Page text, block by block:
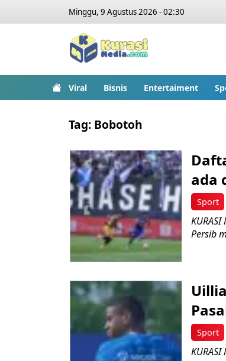
Minggu, 9 Agustus 2026 - 02:30
Viral Bisnis Entertaiment
Tag: Bobotoh
Sport
ada
Persib
Sport